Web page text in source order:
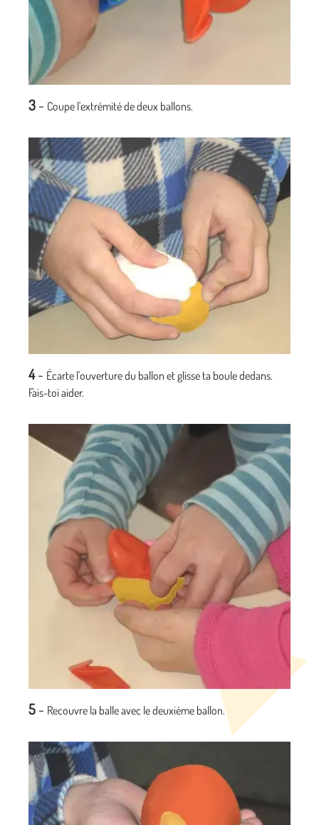
3- Coupe l'extrémité de deux ballons.
4- Écarte l'ouverture du ballon et glisse ta boule dedans.
Fais-toi aider.
5- Recouvre la balle avec le deuxième ballon.